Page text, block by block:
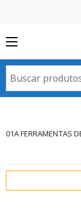
01A FERRAMENTAS